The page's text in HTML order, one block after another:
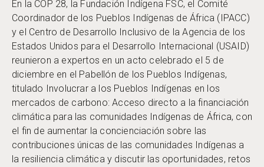
En la COP 28, la Fundación Indígena FSC, el Comité
Coordinador de los Pueblos Indígenas de África (IPACC)
y el Centro de Desarrollo Inclusivo de la Agencia de los
Estados Unidos para el Desarrollo Internacional (USAID)
reunieron a expertos en un acto celebrado el 5 de
diciembre en el Pabellón de los Pueblos Indígenas,
titulado Involucrar a los Pueblos Indígenas en los
mercados de carbono: Acceso directo a la financiación
climática para las comunidades Indígenas de África, con
el fin de aumentar la concienciación sobre las
contribuciones únicas de las comunidades Indígenas a
la resiliencia climática y discutir las oportunidades, retos